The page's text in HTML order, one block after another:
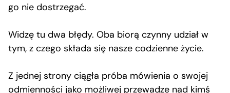
go nie dostrzegać.
Widzę tu dwa błędy. Oba biorą czynny udział w
tym, z czego składa się nasze codzienne życie.
Z jednej strony ciągła próba mówienia o swojej
odmienności jako możliwej przewadze nad kimś